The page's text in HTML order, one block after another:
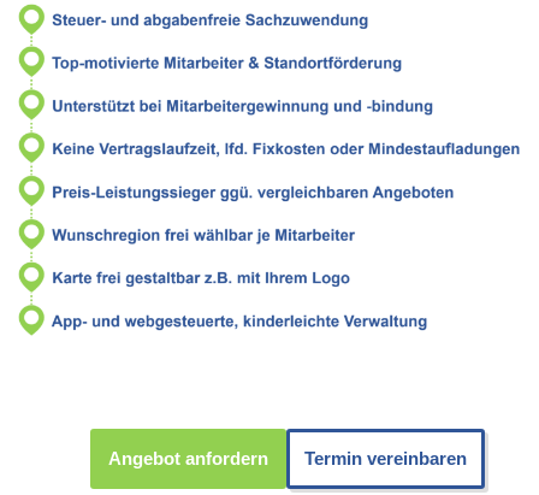
Angebot anfordern Termin vereinbaren